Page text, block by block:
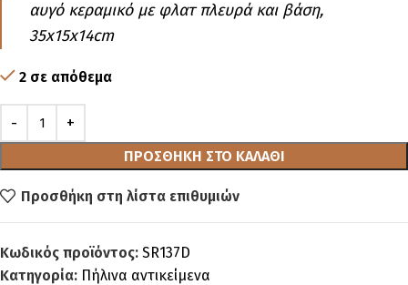
αυγό κεραμικό με φλατ πλευρά και βάση,
35x15x14cm
2 σε απόθεμα
ΠΡΟΣΘΉΚΗ ΣΤΟ ΚΑΛΆΘΙ
Προσθήκη στη λίστα επιθυμιών
Κωδικός προϊόντος: SR137D
Κατηγορία: Πήλινα αντικείμενα